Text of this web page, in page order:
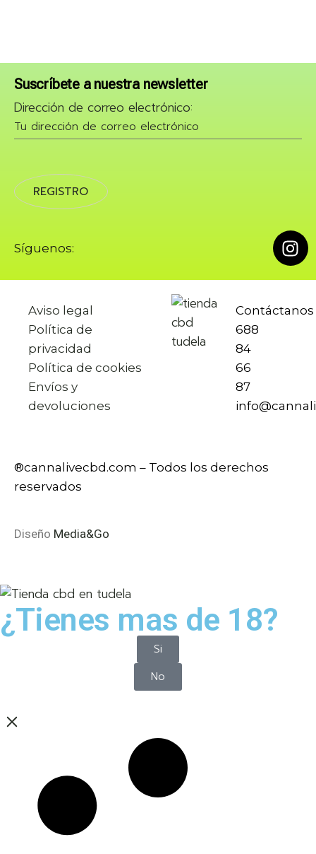
Suscríbete a nuestra newsletter
Dirección de correo electrónico:
Síguenos:
Aviso legal
Política de
privacidad
Política de cookies
Envíos y
devoluciones
688
84
66
87
®cannalivecbd.com – Todos los derechos
reservados
Diseño Media&Go
¿Tienes mas de 18?
Si
No